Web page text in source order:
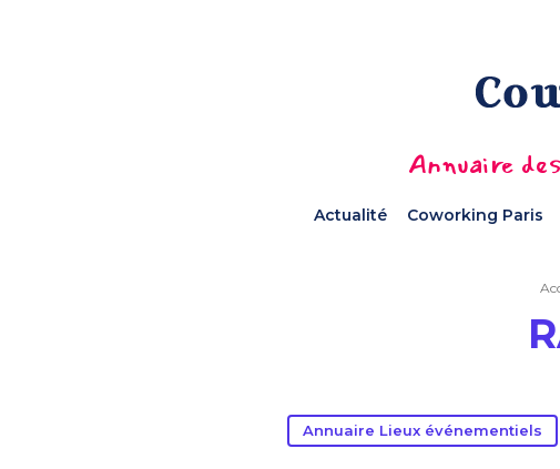
Annuaire
Actualité Coworking Paris
Annuaire Lieux événementiels